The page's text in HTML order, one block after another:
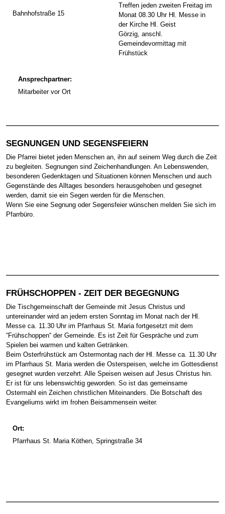
Bahnhofstraße 15
Treffen jeden zweiten Freitag im
Monat 08.30 Uhr Hl. Messe in
der Kirche Hl. Geist
Görzig, anschl.
Gemeindevormittag mit
Frühstück
Ansprechpartner:
Mitarbeiter vor Ort
SEGNUNGEN UND SEGENSFEIERN
Die Pfarrei bietet jeden Menschen an, ihn auf seinem Weg durch die Zeit
zu begleiten. Segnungen sind Zeichenhandlungen. An Lebenswenden,
besonderen Gedenktagen und Situationen können Menschen und auch
Gegenstände des Alltages besonders herausgehoben und gesegnet
werden, damit sie ein Segen werden für die Menschen.
Wenn Sie eine Segnung oder Segensfeier wünschen melden Sie sich im
Pfarrbüro.
FRÜHSCHOPPEN - ZEIT DER BEGEGNUNG
Die Tischgemeinschaft der Gemeinde mit Jesus Christus und
untereinander wird an jedem ersten Sonntag im Monat nach der Hl.
Messe ca. 11.30 Uhr im Pfarrhaus St. Maria fortgesetzt mit dem
“Frühschoppen“ der Gemeinde. Es ist Zeit für Gespräche und zum
Spielen bei warmen und kalten Getränken.
Beim Osterfrühstück am Ostermontag nach der Hl. Messe ca. 11.30 Uhr
im Pfarrhaus St. Maria werden die Osterspeisen, welche im Gottesdienst
gesegnet wurden verzehrt. Alle Speisen weisen auf Jesus Christus hin.
Er ist für uns lebenswichtig geworden. So ist das gemeinsame
Ostermahl ein Zeichen christlichen Miteinanders. Die Botschaft des
Evangeliums wirkt im frohen Beisammensein weiter.
Ort:
Pfarrhaus St. Maria Köthen, Springstraße 34